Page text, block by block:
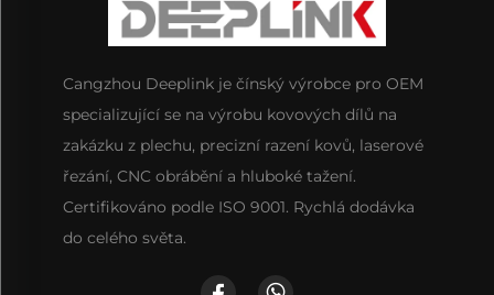
Cangzhou Deeplink je čínský výrobce pro OEM
specializující se na výrobu kovových dílů na
zakázku z plechu, precizní razení kovů, laserové
řezání, CNC obrábění a hluboké tažení.
Certifikováno podle ISO 9001. Rychlá dodávka
do celého světa.